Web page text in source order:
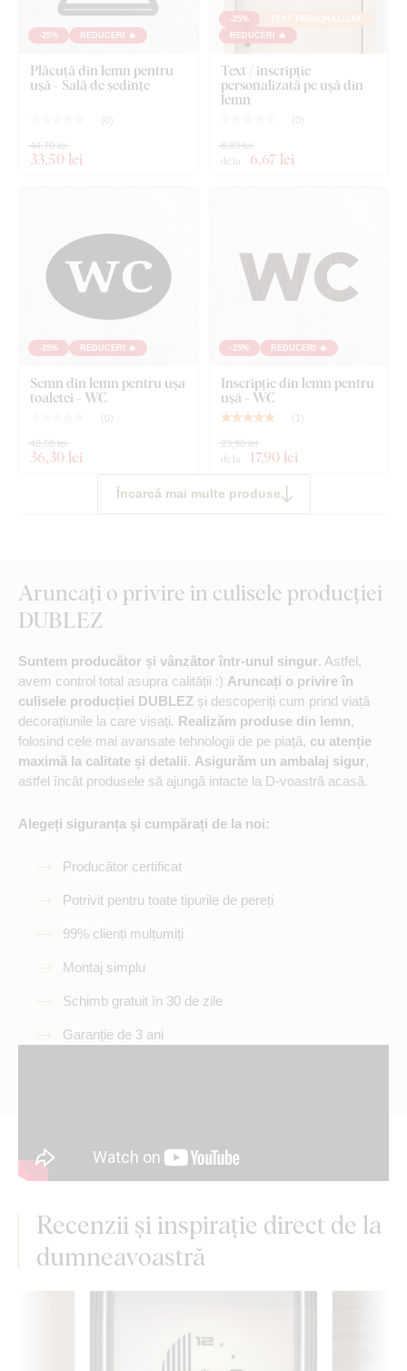
-25% REDUCERI 🔥
Plăcuță din lemn pentru
ușă - Sală de ședințe
( 0 )
33,50 lei
44,70 lei
-25%
TEXT PERSONALIZAT
REDUCERI 🔥
Text / inscripție
personalizată pe ușă din
lemn
( 0 )
de la 6,67 lei
8,89 lei
-25% REDUCERI 🔥
Semn din lemn pentru ușa
toaletei - WC
( 0)
36,30 lei
48,50 lei
-25% REDUCERI 🔥
Inscripție din lemn pentru
ușă - WC
( 1 )
de la 17,90 lei
23,90 lei
Încarcă mai multe produse
Aruncați o privire în culisele producției
DUBLEZ
Suntem producător și vânzător într-unul singur. Astfel,
avem control total asupra calității :) Aruncați o privire în
culisele producției DUBLEZ și descoperiți cum prind viață
decorațiunile la care visați. Realizăm produse din lemn,
folosind cele mai avansate tehnologii de pe piață, cu atenție
maximă la calitate și detalii. Asigurăm un ambalaj sigur,
astfel încât produsele să ajungă intacte la D-voastră acasă.
Alegeți siguranța și cumpărați de la noi:
Producător certificat
Potrivit pentru toate tipurile de pereți
99% clienți mulțumiți
Montaj simplu
Schimb gratuit în 30 de zile
Garanție de 3 ani
Recenzii și inspirație direct de la
dumneavoastră